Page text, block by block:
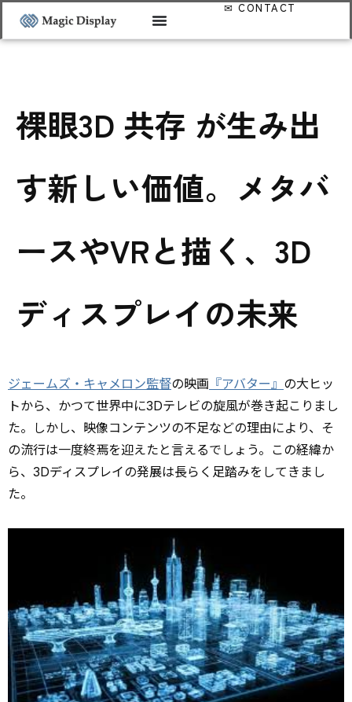
裸眼3D 共存 が生み出
す新しい価値。メタバ
ースやVRと描く、3D
ディスプレイの未来
ジェームズ・キャメロン監督の映画 『アバター』 の大ヒッ
トから、かつて世界中に3Dテレビの旋風が巻き起こりまし
た。しかし、映像コンテンツの不足などの理由により、そ
の流行は一度終焉を迎えたと言えるでしょう。この経緯か
ら、3Dディスプレイの発展は長らく足踏みをしてきまし
た。